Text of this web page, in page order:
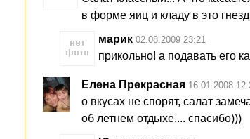
в форме яиц и кладу в это
марик 02.08.2009 23:21
прикольно! а подавать его
Елена Прекрасная 16.01.2008
о вкусах не спорят, салат
об летнем отдыхе.... спасибо)))